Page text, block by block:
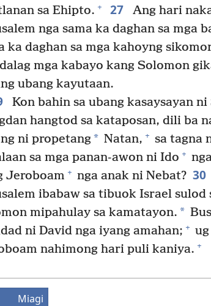
sa Ehipto. + 27
Ang hari
nga sama ka daghan sa mga
ka daghan sa mga kahoyng
mga kabayo kang Solomon
ubang kayutaan.
Kon bahin sa ubang kasaysayan
hangtod sa kataposan, dili ba
ni propetang* Natan, + sa tagna
sa mga panan-awon ni Ido +
Jeroboam + nga anak ni Nebat? 30
ibabaw sa tibuok Israel sulod
mipahulay sa kamatayon. *
ni David nga iyang amahan; +
nahimong hari puli kaniya. +
Miagi